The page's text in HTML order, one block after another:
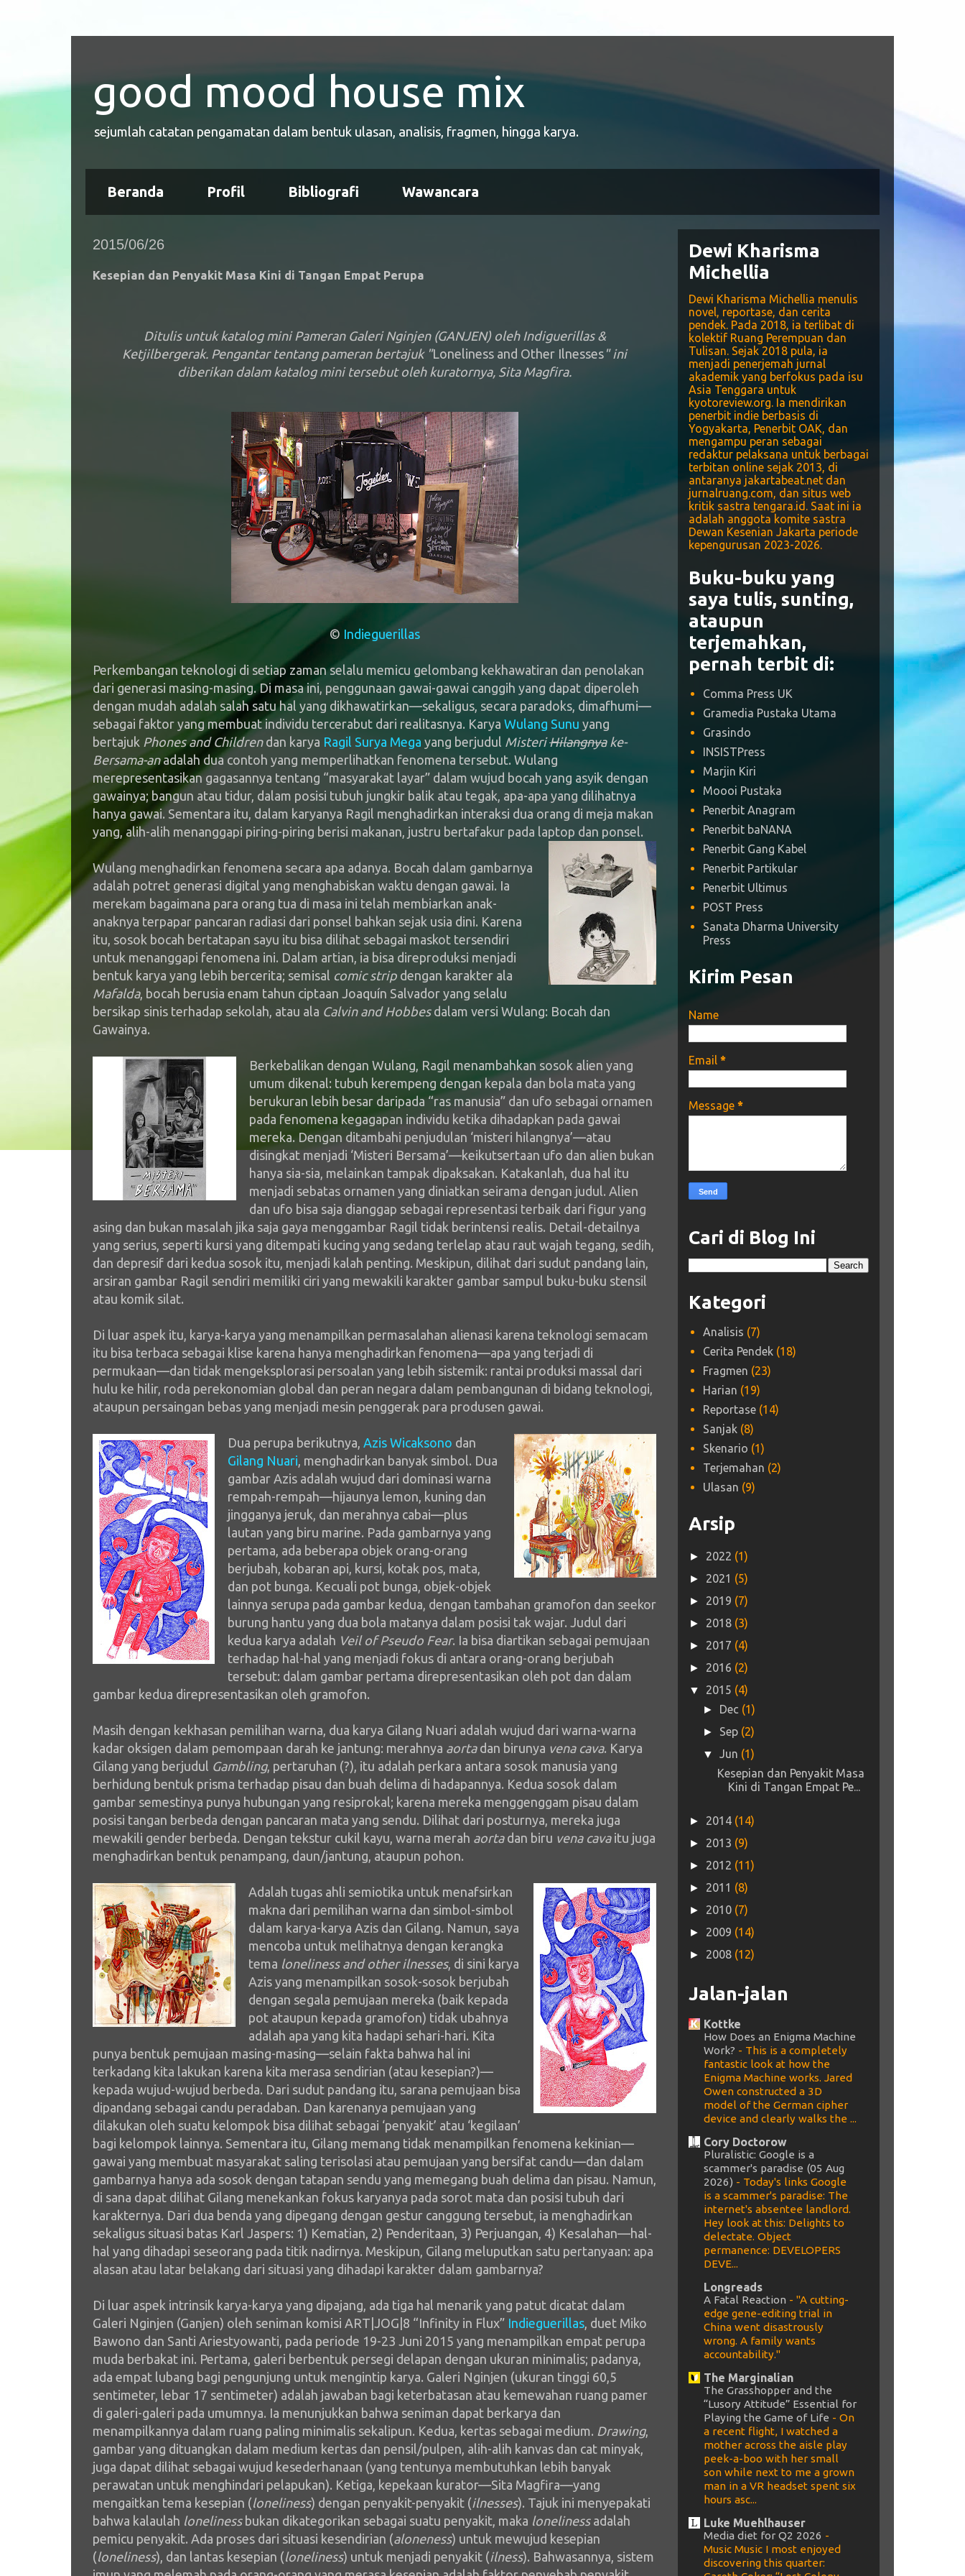
good mood house mix
sejumlah catatan pengamatan dalam bentuk ulasan, analisis, fragmen, hingga karya.
Beranda Profil Bibliografi Wawancara
2015/06/26
Kesepian dan Penyakit Masa Kini di Tangan Empat Perupa
Ditulis untuk katalog mini Pameran Galeri Nginjen (GANJEN) oleh Indiguerillas &
Ketjilbergerak. Pengantar tentang pameran bertajuk "Loneliness and Other Ilnesses " ini
diberikan dalam katalog mini tersebut oleh kuratornya, Sita Magfira.
© Indieguerillas
Perkembangan teknologi di setiap zaman selalu memicu gelombang kekhawatiran dan penolakan
dari generasi masing-masing. Di masa ini, penggunaan gawai-gawai canggih yang dapat diperoleh
dengan mudah adalah salah satu hal yang dikhawatirkan—sekaligus, secara paradoks, dimafhumi—
sebagai faktor yang membuat individu tercerabut dari realitasnya. Karya Wulang Sunu yang
bertajuk Phones and Childrendan karya Ragil Surya Mega yang berjudul MisteriHilangnyake-
Bersama-anadalah dua contoh yang memperlihatkan fenomena tersebut. Wulang
merepresentasikan gagasannya tentang “masyarakat layar” dalam wujud bocah yang asyik dengan
gawainya; bangun atau tidur, dalam posisi tubuh jungkir balik atau tegak, apa-apa yang dilihatnya
hanya gawai. Sementara itu, dalam karyanya Ragil menghadirkan interaksi dua orang di meja makan
yang, alih-alih menanggapi piring-piring berisi makanan, justru bertafakur pada laptop dan ponsel.
Wulang menghadirkan fenomena secara apa adanya. Bocah dalam gambarnya
adalah potret generasi digital yang menghabiskan waktu dengan gawai. Ia
merekam bagaimana para orang tua di masa ini telah membiarkan anak-
anaknya terpapar pancaran radiasi dari ponsel bahkan sejak usia dini. Karena
itu, sosok bocah bertatapan sayu itu bisa dilihat sebagai maskot tersendiri
untuk menanggapi fenomena ini. Dalam artian, ia bisa direproduksi menjadi
bentuk karya yang lebih bercerita; semisal comic strip dengan karakter ala
Mafalda, bocah berusia enam tahun ciptaan Joaquín Salvador yang selalu
bersikap sinis terhadap sekolah, atau ala Calvin and Hobbesdalam versi Wulang: Bocah dan
Gawainya.
Berkebalikan dengan Wulang, Ragil menambahkan sosok alien yang
umum dikenal: tubuh kerempeng dengan kepala dan bola mata yang
berukuran lebih besar daripada “ras manusia” dan ufo sebagai ornamen
pada fenomena kegagapan individu ketika dihadapkan pada gawai
mereka. Dengan ditambahi penjudulan ‘misteri hilangnya’—atau
disingkat menjadi ‘Misteri Bersama’—keikutsertaan ufo dan alien bukan
hanya sia-sia, melainkan tampak dipaksakan. Katakanlah, dua hal itu
menjadi sebatas ornamen yang diniatkan seirama dengan judul. Alien
dan ufo bisa saja dianggap sebagai representasi terbaik dari figur yang
asing dan bukan masalah jika saja gaya menggambar Ragil tidak berintensi realis. Detail-detailnya
yang serius, seperti kursi yang ditempati kucing yang sedang terlelap atau raut wajah tegang, sedih,
dan depresif dari kedua sosok itu, menjadi kalah penting. Meskipun, dilihat dari sudut pandang lain,
arsiran gambar Ragil sendiri memiliki ciri yang mewakili karakter gambar sampul buku-buku stensil
atau komik silat.
Di luar aspek itu, karya-karya yang menampilkan permasalahan alienasi karena teknologi semacam
itu bisa terbaca sebagai klise karena hanya menghadirkan fenomena—apa yang terjadi di
permukaan—dan tidak mengeksplorasi persoalan yang lebih sistemik: rantai produksi massal dari
hulu ke hilir, roda perekonomian global dan peran negara dalam pembangunan di bidang teknologi,
ataupun persaingan bebas yang menjadi mesin penggerak para produsen gawai.
Dua perupa berikutnya, Azis Wicaksono dan
Gilang Nuari, menghadirkan banyak simbol. Dua
gambar Azis adalah wujud dari dominasi warna
rempah-rempah—hijaunya lemon, kuning dan
jingganya jeruk, dan merahnya cabai—plus
lautan yang biru marine. Pada gambarnya yang
pertama, ada beberapa objek orang-orang
berjubah, kobaran api, kursi, kotak pos, mata,
dan pot bunga. Kecuali pot bunga, objek-objek
lainnya serupa pada gambar kedua, dengan tambahan gramofon dan seekor
burung hantu yang dua bola matanya dalam posisi tak wajar. Judul dari
kedua karya adalah Veil of Pseudo Fear. Ia bisa diartikan sebagai pemujaan
terhadap hal-hal yang menjadi fokus di antara orang-orang berjubah
tersebut: dalam gambar pertama direpresentasikan oleh pot dan dalam
gambar kedua direpresentasikan oleh gramofon.
Masih dengan kekhasan pemilihan warna, dua karya Gilang Nuari adalah wujud dari warna-warna
kadar oksigen dalam pemompaan darah ke jantung: merahnya aortadan birunya vena cava. Karya
Gilang yang berjudul Gambling, pertaruhan (?), itu adalah perkara antara sosok manusia yang
berhidung bentuk prisma terhadap pisau dan buah delima di hadapannya. Kedua sosok dalam
gambar semestinya punya hubungan yang resiprokal; karena mereka menggenggam pisau dalam
posisi tangan berbeda dengan pancaran mata yang sendu. Dilihat dari posturnya, mereka juga
mewakili gender berbeda. Dengan tekstur cukil kayu, warna merah aortadan biru vena cavaitu juga
menghadirkan bentuk penampang, daun/jantung, ataupun pohon.
Adalah tugas ahli semiotika untuk menafsirkan
makna dari pemilihan warna dan simbol-simbol
dalam karya-karya Azis dan Gilang. Namun, saya
mencoba untuk melihatnya dengan kerangka
tema loneliness and other ilnesses, di sini karya
Azis yang menampilkan sosok-sosok berjubah
dengan segala pemujaan mereka (baik kepada
pot ataupun kepada gramofon) tidak ubahnya
adalah apa yang kita hadapi sehari-hari. Kita
punya bentuk pemujaan masing-masing—selain fakta bahwa hal ini
terkadang kita lakukan karena kita merasa sendirian (atau kesepian?)—
kepada wujud-wujud berbeda. Dari sudut pandang itu, sarana pemujaan bisa
dipandang sebagai candu peradaban. Dan karenanya pemujaan yang
dilakukan oleh suatu kelompok bisa dilihat sebagai ‘penyakit’ atau ‘kegilaan’
bagi kelompok lainnya. Sementara itu, Gilang memang tidak menampilkan fenomena kekinian—
gawai yang membuat masyarakat saling terisolasi atau pemujaan yang bersifat candu—dan dalam
gambarnya hanya ada sosok dengan tatapan sendu yang memegang buah delima dan pisau. Namun,
di sana dapat dilihat Gilang menekankan fokus karyanya pada sorot mata dan posisi tubuh dari
karakternya. Dari dua benda yang dipegang dengan gestur canggung tersebut, ia menghadirkan
sekaligus situasi batas Karl Jaspers: 1) Kematian, 2) Penderitaan, 3) Perjuangan, 4) Kesalahan—hal-
hal yang dihadapi seseorang pada titik nadirnya. Meskipun, Gilang meluputkan satu pertanyaan: apa
alasan atau latar belakang dari situasi yang dihadapi karakter dalam gambarnya?
Di luar aspek intrinsik karya-karya yang dipajang, ada tiga hal menarik yang patut dicatat dalam
Galeri Nginjen (Ganjen) oleh seniman komisi ART|JOG|8 “Infinity in Flux” Indieguerillas, duet Miko
Bawono dan Santi Ariestyowanti, pada periode 19-23 Juni 2015 yang menampilkan empat perupa
muda berbakat ini. Pertama, galeri berbentuk persegi delapan dengan ukuran minimalis; padanya,
ada empat lubang bagi pengunjung untuk mengintip karya. Galeri Nginjen (ukuran tinggi 60,5
sentimeter, lebar 17 sentimeter) adalah jawaban bagi keterbatasan atau kemewahan ruang pamer
di galeri-galeri pada umumnya. Ia menunjukkan bahwa seniman dapat berkarya dan
menampilkannya dalam ruang paling minimalis sekalipun. Kedua, kertas sebagai medium. Drawing,
gambar yang dituangkan dalam medium kertas dan pensil/pulpen, alih-alih kanvas dan cat minyak,
juga dapat dilihat sebagai wujud kesederhanaan (yang tentunya membutuhkan lebih banyak
perawatan untuk menghindari pelapukan). Ketiga, kepekaan kurator—Sita Magfira—yang
mengaitkan tema kesepian (loneliness) dengan penyakit-penyakit (ilnesses). Tajuk ini menyepakati
bahwa kalaulah lonelinessbukan dikategorikan sebagai suatu penyakit, maka lonelinessadalah
pemicu penyakit. Ada proses dari situasi kesendirian (aloneness) untuk mewujud kesepian
(loneliness), dan lantas kesepian (loneliness) untuk menjadi penyakit (ilness). Bahwasannya, sistem
Dewi Kharisma
Michellia
Dewi Kharisma Michellia menulis
novel, reportase, dan cerita
pendek. Pada 2018, ia terlibat di
kolektif Ruang Perempuan dan
Tulisan. Sejak 2018 pula, ia
menjadi penerjemah jurnal
akademik yang berfokus pada isu
Asia Tenggara untuk
kyotoreview.org. Ia mendirikan
penerbit indie berbasis di
Yogyakarta, Penerbit OAK, dan
mengampu peran sebagai
redaktur pelaksana untuk berbagai
terbitan online sejak 2013, di
antaranya jakartabeat.net dan
jurnalruang.com, dan situs web
kritik sastra tengara.id. Saat ini ia
adalah anggota komite sastra
Dewan Kesenian Jakarta periode
kepengurusan 2023-2026.
Buku-buku yang
saya tulis, sunting,
ataupun
terjemahkan,
pernah terbit di:
Comma Press UK
Gramedia Pustaka Utama
Grasindo
INSISTPress
Marjin Kiri
Moooi Pustaka
Penerbit Anagram
Penerbit baNANA
Penerbit Gang Kabel
Penerbit Partikular
Penerbit Ultimus
POST Press
Sanata Dharma University
Press
Kirim Pesan
Name
Email *
Message *
Cari di Blog Ini
Kategori
Analisis (7)
Cerita Pendek (18)
Fragmen (23)
Harian (19)
Reportase (14)
Sanjak (8)
Skenario (1)
Terjemahan (2)
Ulasan (9)
Arsip
► 2022 (1)
► 2021 (5)
► 2019 (7)
► 2018 (3)
► 2017 (4)
► 2016 (2)
▼ 2015 (4)
► Dec (1)
► Sep (2)
▼Jun (1)
Kesepian dan Penyakit Masa
Kini di Tangan Empat Pe...
► 2014 (14)
► 2013 (9)
► 2012 (11)
► 2011 (8)
► 2010 (7)
► 2009 (14)
► 2008 (12)
Jalan-jalan
Kottke
How Does an Enigma Machine
Work? - This is a completely
fantastic look at how the
Enigma Machine works. Jared
Owen constructed a 3D
model of the German cipher
device and clearly walks the ...
Cory Doctorow
Pluralistic: Google is a
scammer's paradise (05 Aug
2026) - Today's links Google
is a scammer's paradise: The
internet's absentee landlord.
Hey look at this: Delights to
delectate. Object
permanence: DEVELOPERS
DEVE...
Longreads
A Fatal Reaction - "A cutting-
edge gene-editing trial in
China went disastrously
wrong. A family wants
accountability."
The Marginalian
The Grasshopper and the
“Lusory Attitude” Essential for
Playing the Game of Life - On
a recent flight, I watched a
mother across the aisle play
peek-a-boo with her small
son while next to me a grown
man in a VR headset spent six
hours asc...
Luke Muehlhauser
Media diet for Q2 2026 -
Music Music I most enjoyed
discovering this quarter: